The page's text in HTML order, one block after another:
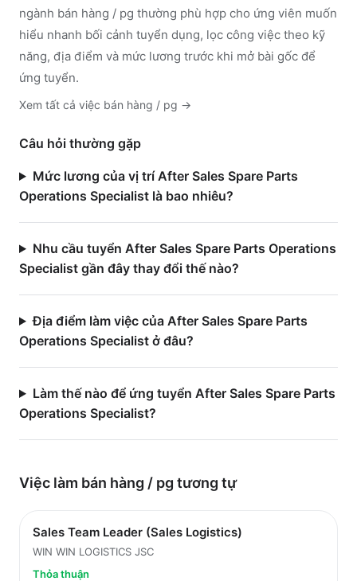
ngành bán hàng / pg thường phù hợp cho ứng viên muốn
hiểu nhanh bối cảnh tuyển dụng, lọc công việc theo kỹ
năng, địa điểm và mức lương trước khi mở bài gốc để
ứng tuyển.
Xem tất cả việc bán hàng / pg →
Câu hỏi thường gặp
Mức lương của vị trí After Sales Spare Parts
Operations Specialist là bao nhiêu?
Nhu cầu tuyển After Sales Spare Parts Operations
Specialist gần đây thay đổi thế nào?
Địa điểm làm việc của After Sales Spare Parts
Operations Specialist ở đâu?
Làm thế nào để ứng tuyển After Sales Spare Parts
Operations Specialist?
Việc làm bán hàng / pg tương tự
Sales Team Leader (Sales Logistics)
WIN WIN LOGISTICS JSC
Thỏa thuận